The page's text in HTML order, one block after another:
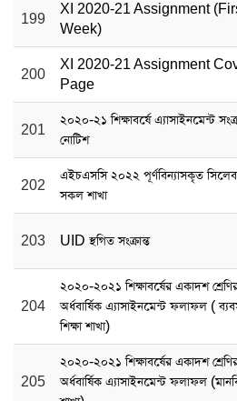
199
XI 2020-21 Assignment
Week)
200
XI 2020-21 Assignment
Page
201
২০২০-২১ শিক্ষাবর্ষে এ্যাসাইনমেন্ট
নোটিশ
202
এইচএসসি ২০২২ পূর্ণবিন্যাসকৃত
সকল শাখা
203 UID স্থগিত সংক্রান্ত
204
২০২০-২০২১ শিক্ষাবর্ষের একাদশ
অর্ধবার্ষিক এ্যাসাইনমেন্ট ফলাফল (
শিক্ষা শাখা)
205
২০২০-২০২১ শিক্ষাবর্ষের একাদশ
অর্ধবার্ষিক এ্যাসাইনমেন্ট ফলাফল